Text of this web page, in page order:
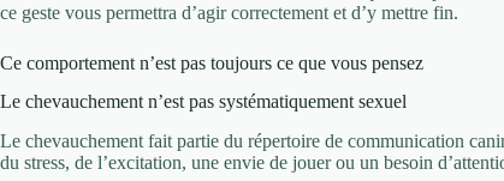
ce geste vous permettra d’agir correctement et d’y mettre fin.
Ce comportement n’est pas toujours ce que vous pensez
Le chevauchement n’est pas systématiquement sexuel
Le chevauchement fait partie du répertoire de communication
du stress, de l’excitation, une envie de jouer ou un besoin